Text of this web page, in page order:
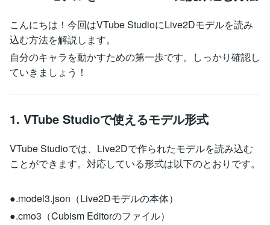
こんにちは！今回はVTube StudioにLive2Dモデルを読み
込む方法を解説します。
自分のキャラを動かすための第一歩です。しっかり確認し
ていきましょう！
1. VTube Studioで使えるモデル形式
VTube Studioでは、Live2Dで作られたモデルを読み込む
ことができます。対応している形式は以下のとおりです。
●.model3.json（Live2Dモデルの本体）
●.cmo3（Cubism Editorのファイル）